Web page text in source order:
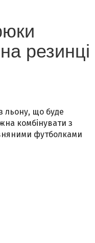
резинці
льону, що буде
комбінувати з
футболками